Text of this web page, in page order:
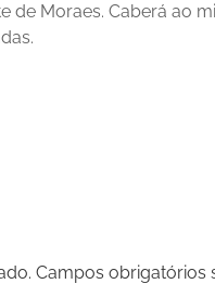
de Moraes. Caberá ao
Campos obrigatórios